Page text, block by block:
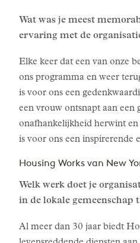
Wat was je meest
ervaring met de
Elke keer dat een van onze
ons programma en weer
is voor ons een
een vrouw ontsnapt aan een
onafhankelijkheid herwint
is voor ons een inspirerende
Housing Works van New
Welk werk doet je
in de lokale gemeenschap
Al meer dan 30 jaar biedt